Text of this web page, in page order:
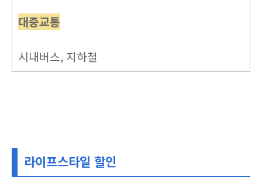
대중교통
시내버스, 지하철
라이프스타일 할인